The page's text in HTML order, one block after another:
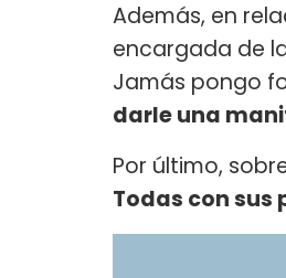
Además, en
encargada de
Jamás pongo
darle una
Por último,
Todas con sus